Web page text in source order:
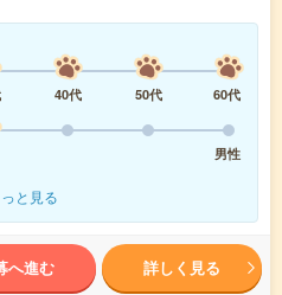
40代 50代
60代
男性
と見る
へ進む 詳しく見る